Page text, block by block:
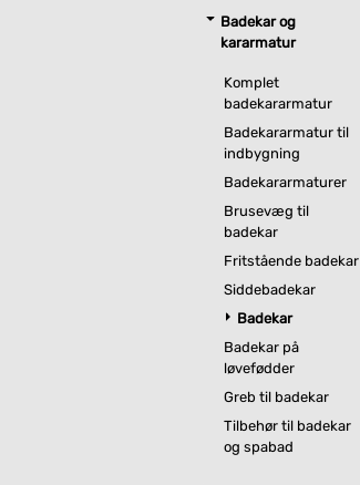
Badekar og
kararmatur
Komplet
badekararmatur
Badekararmatur til
indbygning
Badekararmaturer
Brusevæg til
badekar
Fritstående badekar
Siddebadekar
Badekar
Badekar på
løvefødder
Greb til badekar
Tilbehør til badekar
og spabad